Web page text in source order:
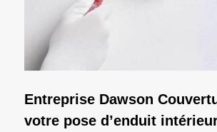
Entreprise Dawson
votre pose d’enduit